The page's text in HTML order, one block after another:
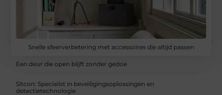
Snelle sfeerverbetering met accessoires die altijd passen
Een deur die open blijft zonder gedoe
Sitcon: Specialist in beveiligingsoplossingen en
detectietechnologie